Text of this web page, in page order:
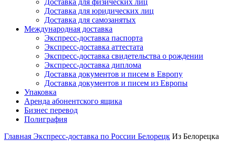
Доставка для физических лиц
Доставка для юридических лиц
Доставка для самозанятых
Международная доставка
Экспресс-доставка паспорта
Экспресс-доставка аттестата
Экспресс-доставка свидетельства о рождении
Экспресс-доставка диплома
Доставка документов и писем в Европу
Доставка документов и писем из Европы
Упаковка
Аренда абонентского ящика
Бизнес перевод
Полиграфия
Главная Экспресс-доставка по России Белорецк Из Белорецка